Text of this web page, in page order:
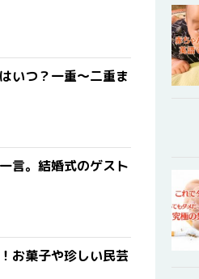
いつ？一重〜二重ま
言。結婚式のゲスト
お菓子や珍しい民芸